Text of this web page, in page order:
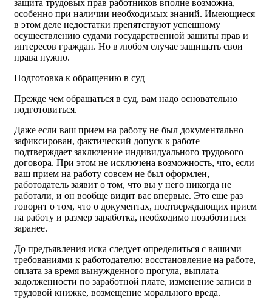
защита трудовых прав работников вполне возможна,
особенно при наличии необходимых знаний. Имеющиеся
в этом деле недостатки препятствуют успешному
осуществлению судами государственной защиты прав и
интересов граждан. Но в любом случае защищать свои
права нужно.
Подготовка к обращению в суд
Прежде чем обращаться в суд, вам надо основательно
подготовиться.
Даже если ваш прием на работу не был документально
зафиксирован, фактический допуск к работе
подтверждает заключение индивидуального трудового
договора. При этом не исключена возможность, что, если
ваш прием на работу совсем не был оформлен,
работодатель заявит о том, что вы у него никогда не
работали, и он вообще видит вас впервые. Это еще раз
говорит о том, что о документах, подтверждающих прием
на работу и размер заработка, необходимо позаботиться
заранее.
До предъявления иска следует определиться с вашими
требованиями к работодателю: восстановление на работе,
оплата за время вынужденного прогула, выплата
задолженности по заработной плате, изменение записи в
трудовой книжке, возмещение морального вреда.